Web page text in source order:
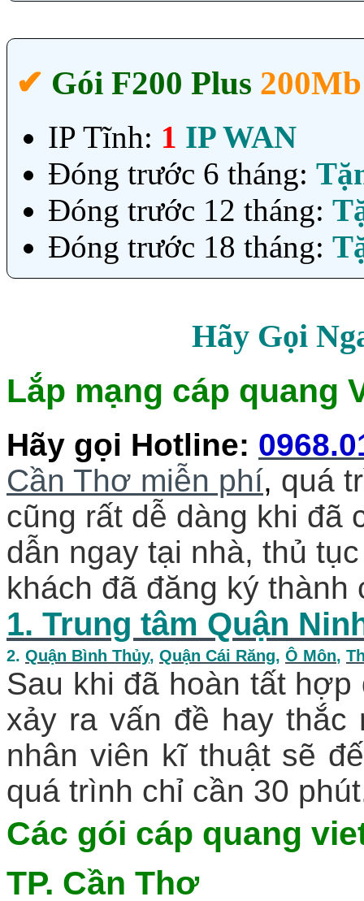
✔‎ Gói F200 Plus
IP Tĩnh: 1 IP WAN
Đóng trước 6 tháng:
Đóng trước 12 tháng:
Đóng trước 18 tháng:
Hãy Gọi
Lắp mạng cáp quang
Hãy gọi Hotline:
Cần Thơ miễn phí, quá
cũng rất dễ dàng khi đã
dẫn ngay tại nhà, thủ
khách đã đăng ký thành
1. Trung tâm Quận
2. Quận Bình Thủy, Quận Cái Răng, Ô Môn,
Sau khi đã hoàn tất
xảy ra vấn đề hay thắc
nhân viên kĩ thuật sẽ
quá trình chỉ cần 30
Các gói cáp quang
TP. Cần Thơ